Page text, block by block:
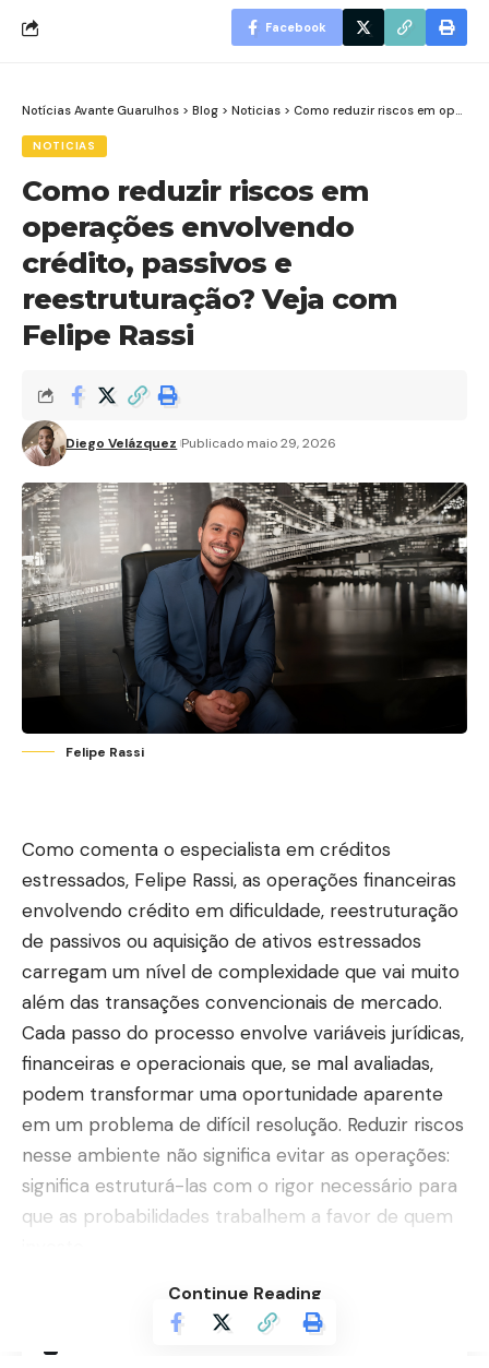
Facebook
Notícias Avante Guarulhos > Blog > Noticias > Como reduzir riscos em operações envolvendo crédito, passivos e reestruturação? Veja com Felipe Rassi
NOTICIAS
Como reduzir riscos em
operações envolvendo
crédito, passivos e
reestruturação? Veja com
Felipe Rassi
Diego Velázquez Publicado maio 29, 2026
Felipe Rassi
Como comenta o especialista em créditos
estressados, Felipe Rassi, as operações financeiras
envolvendo crédito em dificuldade, reestruturação
de passivos ou aquisição de ativos estressados
carregam um nível de complexidade que vai muito
além das transações convencionais de mercado.
Cada passo do processo envolve variáveis jurídicas,
financeiras e operacionais que, se mal avaliadas,
podem transformar uma oportunidade aparente
em um problema de difícil resolução. Reduzir riscos
nesse ambiente não significa evitar as operações:
significa estruturá-las com o rigor necessário para
que as probabilidades trabalhem a favor de quem
Continue Reading